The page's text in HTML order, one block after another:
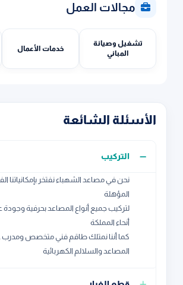
مجالات العمل
تشغيل وصيانة
المباني
خدمات الأعمال
الأسئلة الشائعة
التركيب
نحن في مصاعد الشهباء نفتخر بإمكانياتنا
المؤهلة
لتركيب جميع أنواع المصاعد بحرفية وجودة
أنحاء المملكة
كما أننا نمتلك طاقم فني متخصص ومدرب
المصاعد والسلالم الكهربائية